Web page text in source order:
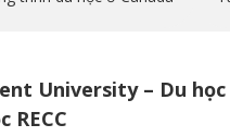
University – Du
RECC